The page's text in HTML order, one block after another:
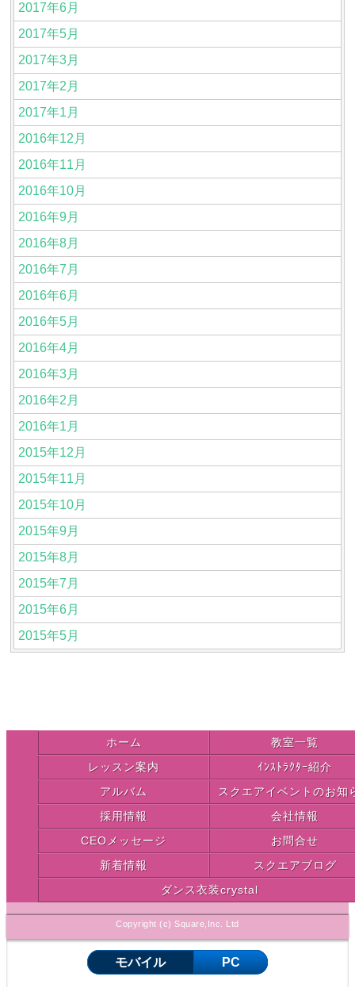
2017年6月
2017年5月
2017年3月
2017年2月
2017年1月
2016年12月
2016年11月
2016年10月
2016年9月
2016年8月
2016年7月
2016年6月
2016年5月
2016年4月
2016年3月
2016年2月
2016年1月
2015年12月
2015年11月
2015年10月
2015年9月
2015年8月
2015年7月
2015年6月
2015年5月
ホーム
教室一覧
レッスン案内
ｲﾝｽﾄﾗｸﾀｰ紹介
アルバム
スクエアイベントのお知
採用情報
会社情報
CEOメッセージ
お問合せ
新着情報
スクエアブログ
ダンス衣装crystal
Copyright (c) Square,Inc. Ltd
モバイル PC